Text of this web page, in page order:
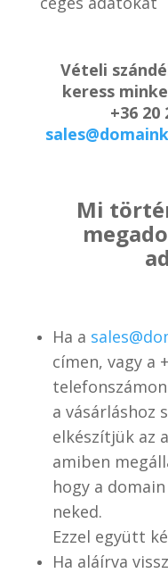
Vételi
keress
+36 20
Mi
Ha a
címen, vagy a
telefonszámon
a vásárláshoz
elkészítjük az
amiben
hogy a
neked.
Ezzel együtt
Ha aláírva